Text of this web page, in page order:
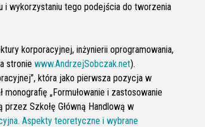
i wykorzystaniu tego podejścia do tworzenia
korporacyjnej, inżynierii oprogramowania,
stronie www.AndrzejSobczak.net).
która jako pierwsza pozycja w
„Formułowanie i zastosowanie
Szkołę Główną Handlową w
Aspekty teoretyczne i wybrane